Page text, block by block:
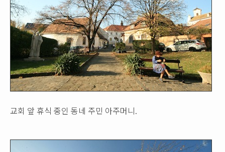
교회 앞 휴식 중인 동네 주민 아주머니.